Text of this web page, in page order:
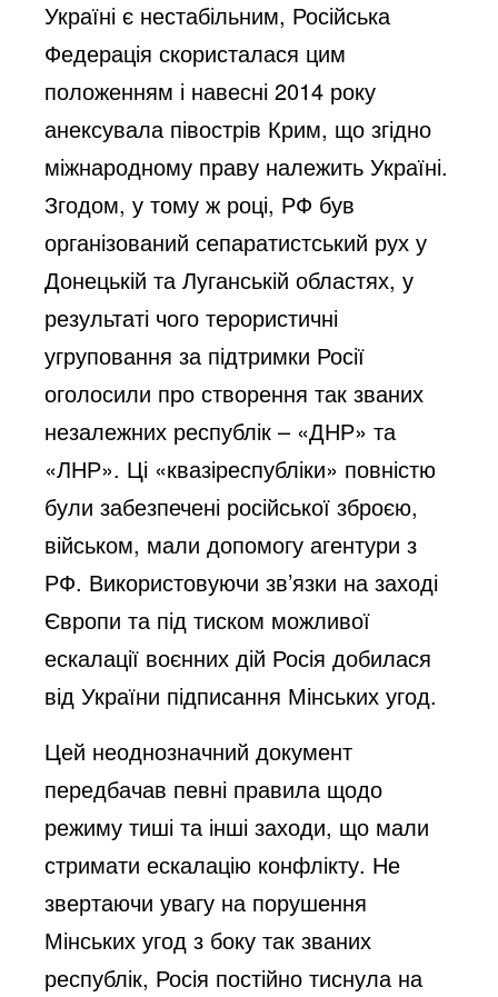
Україні є нестабільним, Російська
Федерація скористалася цим
положенням і навесні 2014 року
анексувала півострів Крим, що згідно
міжнародному праву належить Україні.
Згодом, у тому ж році, РФ був
організований сепаратистський рух у
Донецькій та Луганській областях, у
результаті чого терористичні
угруповання за підтримки Росії
оголосили про створення так званих
незалежних республік – «ДНР» та
«ЛНР». Ці «квазіреспубліки» повністю
були забезпечені російської зброєю,
військом, мали допомогу агентури з
РФ. Використовуючи зв’язки на заході
Європи та під тиском можливої
ескалації воєнних дій Росія добилася
від України підписання Мінських угод.
Цей неоднозначний документ
передбачав певні правила щодо
режиму тиші та інші заходи, що мали
стримати ескалацію конфлікту. Не
звертаючи увагу на порушення
Мінських угод з боку так званих
республік, Росія постійно тиснула на